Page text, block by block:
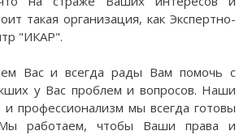
такая организация, как Экспертно-
"ИКАР".
Вас и всегда рады Вам помочь с
у Вас проблем и вопросов. Наши
и профессионализм мы всегда готовы
работаем, чтобы Ваши права и